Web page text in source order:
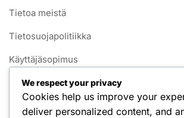
Tietoa meistä
Tietosuojapolitiikka
Käyttäjäsopimus
Yhteystiedot
Evästekäytäntö
We respect your privacy
Cookies help us improve your
deliver personalized content, and